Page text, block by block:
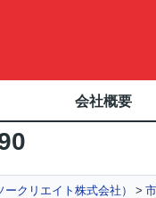
会社概要
クリエイト株式会社）